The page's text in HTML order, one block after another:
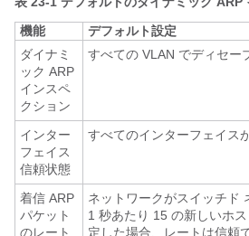
機能
デフォルト設定
ダイナミ
ック ARP
インスペ
クション
すべての VLAN でディセー
インター
フェイス
信頼状態
すべてのインターフェイス
着信 ARP
パケット
のレート
ネットワークがスイッチド
1 秒あたり 15 の新しいホ
定した場合、レートは信頼